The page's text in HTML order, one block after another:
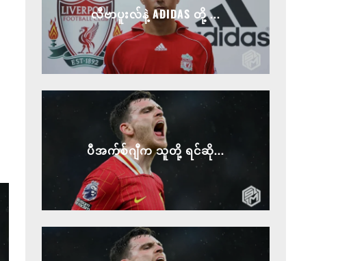
လီဗာပူးလ်နဲ့ ADIDAS တို့ ...
ပီအက်စ်ဂျီက သူတို့ ရင်ဆို...